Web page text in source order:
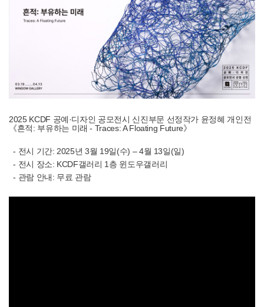
2025 KCDF 공예·디자인 공모전시 신진부문 선정작가 윤정혜 개인전
《흔적: 부유하는 미래 - Traces: A Floating Future》
- 전시 기간: 2025년 3월 19일(수) – 4월 13일(일)
- 전시 장소: KCDF갤러리 1층 윈도우갤러리
- 관람 안내: 무료 관람